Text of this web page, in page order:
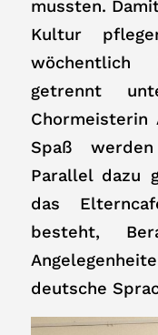
mussten.
Kultur
getrennt
Chormeisterin
Spaß
Parallel dazu
das
besteht,
deutsche